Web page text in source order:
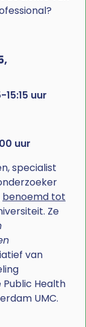
uur
uur
specialist
benoemd tot
Ze
van
Public Health
UMC.